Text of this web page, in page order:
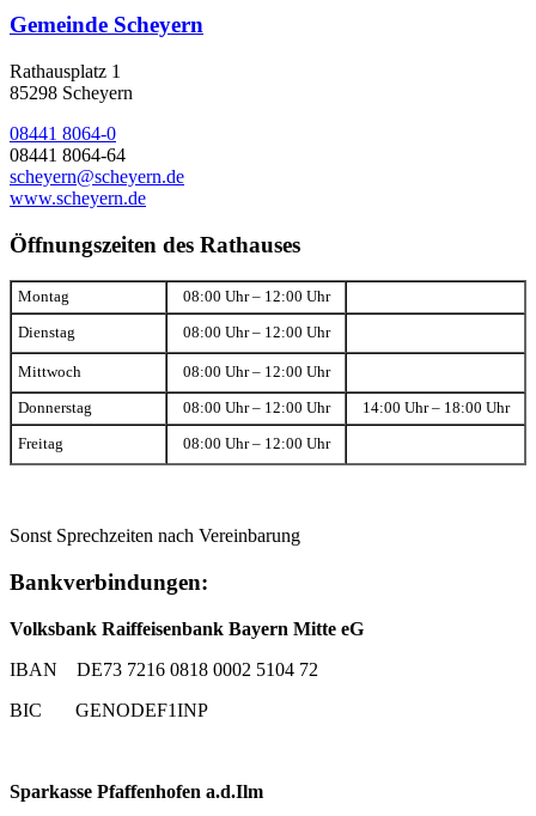
Gemeinde Scheyern
Rathausplatz 1
85298 Scheyern
08441 8064-0
08441 8064-64
scheyern@scheyern.de
www.scheyern.de
Öffnungszeiten des Rathauses
Montag 08:00 Uhr – 12:00 Uhr
Dienstag 08:00 Uhr – 12:00 Uhr
Mittwoch 08:00 Uhr – 12:00 Uhr
Donnerstag 08:00 Uhr – 12:00 Uhr 14:00 Uhr – 18:00 Uhr
Freitag 08:00 Uhr – 12:00 Uhr
Sonst Sprechzeiten nach Vereinbarung
Bankverbindungen:
Volksbank Raiffeisenbank Bayern Mitte eG
IBAN DE73 7216 0818 0002 5104 72
BIC GENODEF1INP
Sparkasse Pfaffenhofen a.d.Ilm